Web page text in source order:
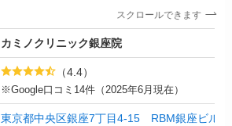
スクロールできます
カミノクリニック銀座院
（4.4）
※Google口コミ14件（2025年6月現在）
東京都中央区銀座7丁目4-15 RBM銀座ビル 2